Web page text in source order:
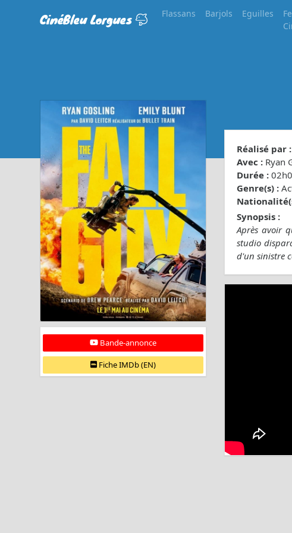
CinéBleu Lorgues Flassans Barjols Eguilles
Bande-annonce
Fiche IMDb (EN)
Réalisé par :
Avec : Ryan
Durée :
Genre(s) :
Synopsis :
Après avoir
studio
d'un sinistre